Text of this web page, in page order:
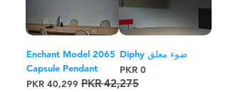
ضوء معلق Diphy
السعر‏0 PKR
Enchant Model 2065
Capsule Pendant
سعر عادي
سعر البيع